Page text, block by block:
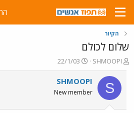
הקיור
שלום לכולם
פ
ו
ת
ח
ה
SHMOOPI
פ
ו
ר
ם
22/1/03
S
SHMOOPI
New member